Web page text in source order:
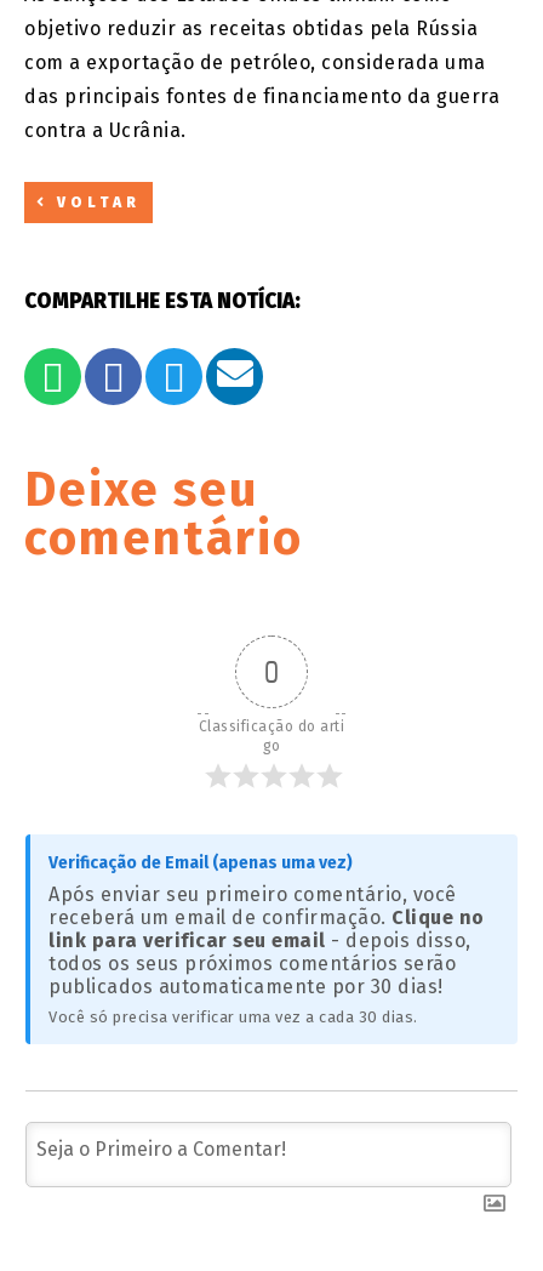
objetivo reduzir as receitas obtidas pela Rússia
com a exportação de petróleo, considerada uma
das principais fontes de financiamento da guerra
contra a Ucrânia.
VOLTAR
COMPARTILHE ESTA NOTÍCIA:
Deixe seu
comentário
0
Classificação do arti
go
Verificação de Email (apenas uma vez)
Após enviar seu primeiro comentário, você
receberá um email de confirmação. Clique no
link para verificar seu email - depois disso,
todos os seus próximos comentários serão
publicados automaticamente por 30 dias!
Você só precisa verificar uma vez a cada 30 dias.